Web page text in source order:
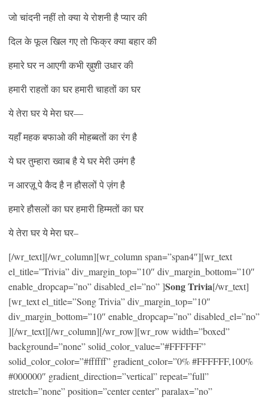
जो चांदनी नहीं तो क्या ये रोशनी है प्यार की
दिल के फूल खिल गए तो फिक्र क्या बहार की
हमारे घर न आएगी कभी ख़ुशी उधार की
हमारी राहतों का घर हमारी चाहतों का घर
ये तेरा घर ये मेरा घर—
यहाँ महक बफाओ की मोहब्बतों का रंग है
ये घर तुम्हारा ख्वाब है ये घर मेरी उमंग है
न आरज़ू पे कैद है न हौसलों पे ज़ंग है
हमारे हौसलों का घर हमारी हिम्मतों का घर
ये तेरा घर ये मेरा घर–
[/wr_text][/wr_column][wr_column span=”span4″][wr_text
el_title=”Trivia” div_margin_top=”10″ div_margin_bottom=”10″
enable_dropcap=”no” disabled_el=”no” ]Song Trivia[/wr_text]
[wr_text el_title=”Song Trivia” div_margin_top=”10″
div_margin_bottom=”10″ enable_dropcap=”no” disabled_el=”no”
][/wr_text][/wr_column][/wr_row][wr_row width=”boxed”
background=”none” solid_color_value=”#FFFFFF”
solid_color_color=”#ffffff” gradient_color=”0% #FFFFFF,100%
#000000″ gradient_direction=”vertical” repeat=”full”
stretch=”none” position=”center center” paralax=”no”